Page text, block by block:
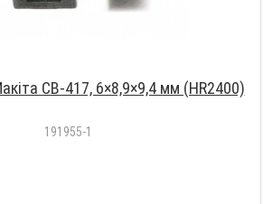
CB-417, 6×8,9×9,4 мм (HR2400)
191955-1